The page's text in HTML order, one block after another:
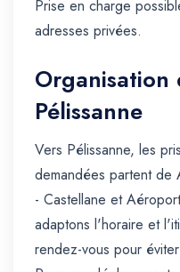
Prise en charge
adresses privées.
Organisation
Pélissanne
Vers Pélissanne, les
demandées partent de
- Castellane et
adaptons l'horaire et
rendez-vous pour